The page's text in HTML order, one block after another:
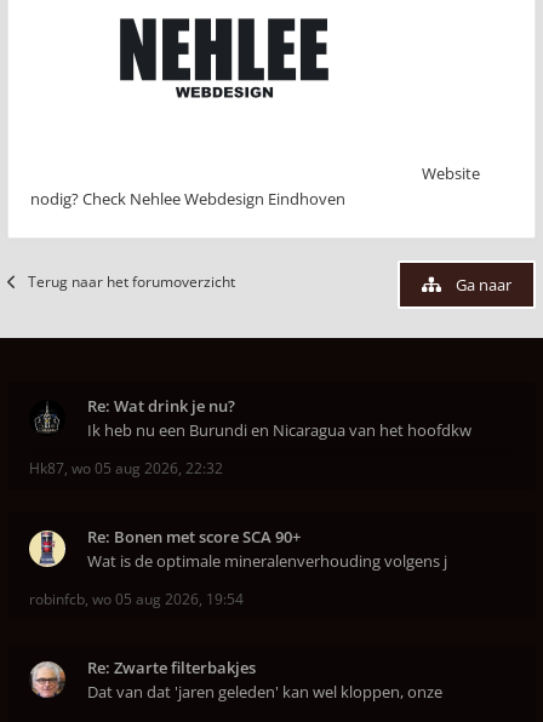
Website
nodig? Check Nehlee Webdesign Eindhoven
Terug naar het forumoverzicht Ga naar
Re: Wat drink je nu?
Ik heb nu een Burundi en Nicaragua van het hoofdkw
Hk87, wo 05 aug 2026, 22:32
Re: Bonen met score SCA 90+
Wat is de optimale mineralenverhouding volgens j
robinfcb, wo 05 aug 2026, 19:54
Re: Zwarte filterbakjes
Dat van dat 'jaren geleden' kan wel kloppen, onze